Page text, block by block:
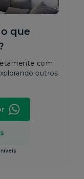
que
com
outros